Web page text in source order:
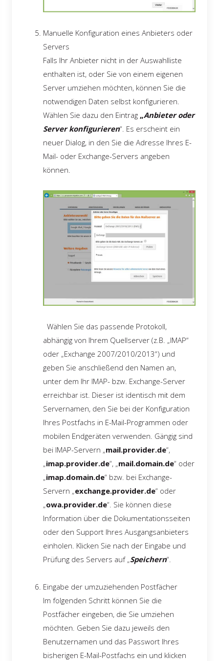
Manuelle Konfiguration eines Anbieters oder
Servers
Falls Ihr Anbieter nicht in der Auswahlliste
enthalten ist, oder Sie von einem eigenen
Server umziehen möchten, können Sie die
notwendigen Daten selbst konfigurieren.
Wählen Sie dazu den Eintrag „Anbieter oder
Server konfigurieren“. Es erscheint ein
neuer Dialog, in den Sie die Adresse Ihres E-
Mail- oder Exchange-Servers angeben
können.
Wählen Sie das passende Protokoll,
abhängig von Ihrem Quellserver (z.B. „IMAP“
oder „Exchange 2007/2010/2013“) und
geben Sie anschließend den Namen an,
unter dem Ihr IMAP- bzw. Exchange-Server
erreichbar ist. Dieser ist identisch mit dem
Servernamen, den Sie bei der Konfiguration
Ihres Postfachs in E-Mail-Programmen oder
mobilen Endgeräten verwenden. Gängig sind
bei IMAP-Servern „mail.provider.de“,
„imap.provider.de“, „mail.domain.de“ oder
„imap.domain.de“ bzw. bei Exchange-
Servern „exchange.provider.de“ oder
„owa.provider.de“. Sie können diese
Information über die Dokumentationsseiten
oder den Support Ihres Ausgangsanbieters
einholen. Klicken Sie nach der Eingabe und
Prüfung des Servers auf „Speichern“.
Eingabe der umzuziehenden Postfächer
Im folgenden Schritt können Sie die
Postfächer eingeben, die Sie umziehen
möchten. Geben Sie dazu jeweils den
Benutzernamen und das Passwort Ihres
bisherigen E-Mail-Postfachs ein und klicken